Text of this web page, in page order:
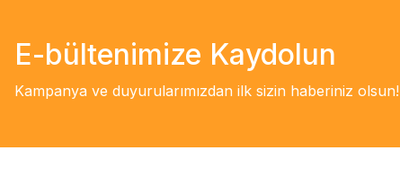
E-bültenimize Kaydolun
Kampanya ve duyurularımızdan ilk sizin haberiniz olsun!